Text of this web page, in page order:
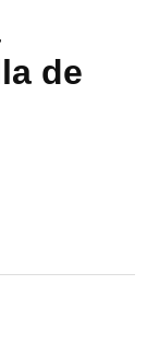
de